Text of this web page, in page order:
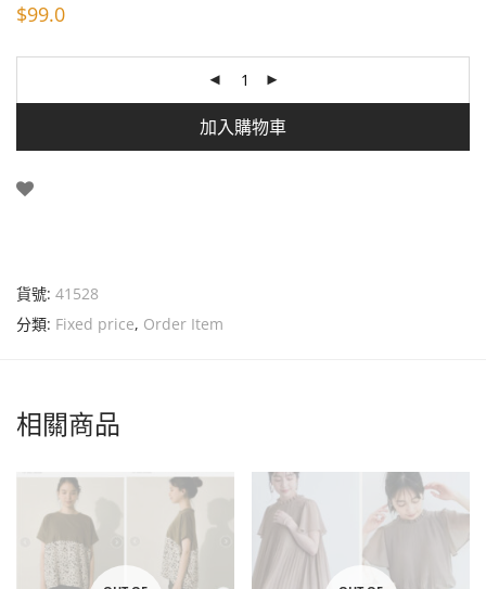
$99.0
加入購物車
貨號: 41528
分類: Fixed price, Order Item
相關商品